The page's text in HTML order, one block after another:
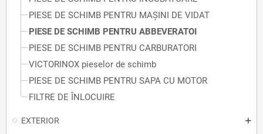
PIESE DE SCHIMB PENTRU MAȘINI DE VIDAT
PIESE DE SCHIMB PENTRU ABBEVERATOI
PIESE DE SCHIMB PENTRU CARBURATORI
VICTORINOX pieselor de schimb
PIESE DE SCHIMB PENTRU SAPA CU MOTOR
FILTRE DE ÎNLOCUIRE
EXTERIOR